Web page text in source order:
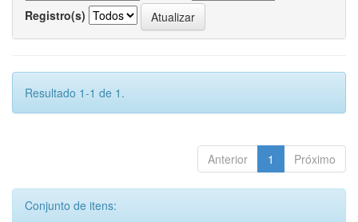
Registro(s)
Resultado 1-1 de 1.
Anterior 1 Próximo
Conjunto de itens: